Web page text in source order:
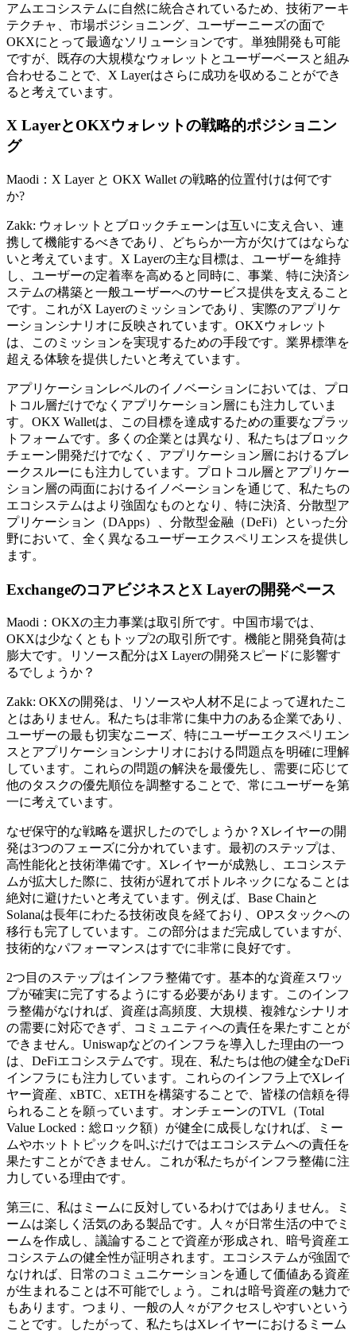
アムエコシステムに自然に統合されているため、技術アーキ
テクチャ、市場ポジショニング、ユーザーニーズの面で
OKXにとって最適なソリューションです。単独開発も可能
ですが、既存の大規模なウォレットとユーザーベースと組み
合わせることで、X Layerはさらに成功を収めることができ
ると考えています。
X LayerとOKXウォレットの戦略的ポジショニン
グ
Maodi：X Layer と OKX Wallet の戦略的位置付けは何です
か?
Zakk: ウォレットとブロックチェーンは互いに支え合い、連
携して機能するべきであり、どちらか一方が欠けてはならな
いと考えています。X Layerの主な目標は、ユーザーを維持
し、ユーザーの定着率を高めると同時に、事業、特に決済シ
ステムの構築と一般ユーザーへのサービス提供を支えること
です。これがX Layerのミッションであり、実際のアプリケ
ーションシナリオに反映されています。OKXウォレット
は、このミッションを実現するための手段です。業界標準を
超える体験を提供したいと考えています。
アプリケーションレベルのイノベーションにおいては、プロ
トコル層だけでなくアプリケーション層にも注力していま
す。OKX Walletは、この目標を達成するための重要なプラッ
トフォームです。多くの企業とは異なり、私たちはブロック
チェーン開発だけでなく、アプリケーション層におけるブレ
ークスルーにも注力しています。プロトコル層とアプリケー
ション層の両面におけるイノベーションを通じて、私たちの
エコシステムはより強固なものとなり、特に決済、分散型ア
プリケーション（DApps）、分散型金融（DeFi）といった分
野において、全く異なるユーザーエクスペリエンスを提供し
ます。
ExchangeのコアビジネスとX Layerの開発ペース
Maodi：OKXの主力事業は取引所です。中国市場では、
OKXは少なくともトップ2の取引所です。機能と開発負荷は
膨大です。リソース配分はX Layerの開発スピードに影響す
るでしょうか？
Zakk: OKXの開発は、リソースや人材不足によって遅れたこ
とはありません。私たちは非常に集中力のある企業であり、
ユーザーの最も切実なニーズ、特にユーザーエクスペリエン
スとアプリケーションシナリオにおける問題点を明確に理解
しています。これらの問題の解決を最優先し、需要に応じて
他のタスクの優先順位を調整することで、常にユーザーを第
一に考えています。
なぜ保守的な戦略を選択したのでしょうか？Xレイヤーの開
発は3つのフェーズに分かれています。最初のステップは、
高性能化と技術準備です。Xレイヤーが成熟し、エコシステ
ムが拡大した際に、技術が遅れてボトルネックになることは
絶対に避けたいと考えています。例えば、Base Chainと
Solanaは長年にわたる技術改良を経ており、OPスタックへの
移行も完了しています。この部分はまだ完成していますが、
技術的なパフォーマンスはすでに非常に良好です。
2つ目のステップはインフラ整備です。基本的な資産スワッ
プが確実に完了するようにする必要があります。このインフ
ラ整備がなければ、資産は高頻度、大規模、複雑なシナリオ
の需要に対応できず、コミュニティへの責任を果たすことが
できません。Uniswapなどのインフラを導入した理由の一つ
は、DeFiエコシステムです。現在、私たちは他の健全なDeFi
インフラにも注力しています。これらのインフラ上でXレイ
ヤー資産、xBTC、xETHを構築することで、皆様の信頼を得
られることを願っています。オンチェーンのTVL（Total
Value Locked：総ロック額）が健全に成長しなければ、ミー
ムやホットトピックを叫ぶだけではエコシステムへの責任を
果たすことができません。これが私たちがインフラ整備に注
力している理由です。
第三に、私はミームに反対しているわけではありません。ミ
ームは楽しく活気のある製品です。人々が日常生活の中でミ
ームを作成し、議論することで資産が形成され、暗号資産エ
コシステムの健全性が証明されます。エコシステムが強固で
なければ、日常のコミュニケーションを通して価値ある資産
が生まれることは不可能でしょう。これは暗号資産の魅力で
もあります。つまり、一般の人々がアクセスしやすいという
ことです。したがって、私たちはXレイヤーにおけるミーム